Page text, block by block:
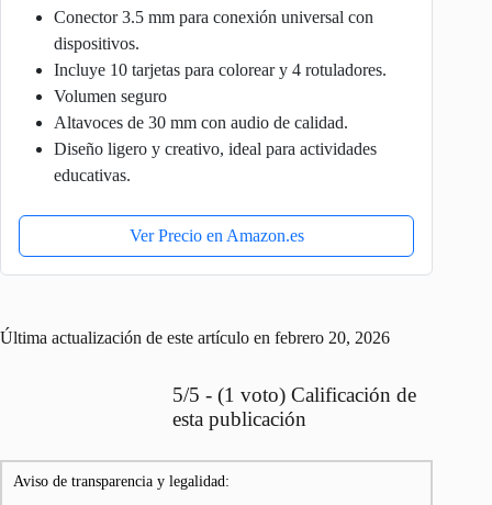
Conector 3.5 mm para conexión universal con
dispositivos.
Incluye 10 tarjetas para colorear y 4 rotuladores.
Volumen seguro
Altavoces de 30 mm con audio de calidad.
Diseño ligero y creativo, ideal para actividades
educativas.
Ver Precio en Amazon.es
Última actualización de este artículo en febrero 20, 2026
5/5 - (1 voto) Calificación de
esta publicación
Aviso de transparencia y legalidad: